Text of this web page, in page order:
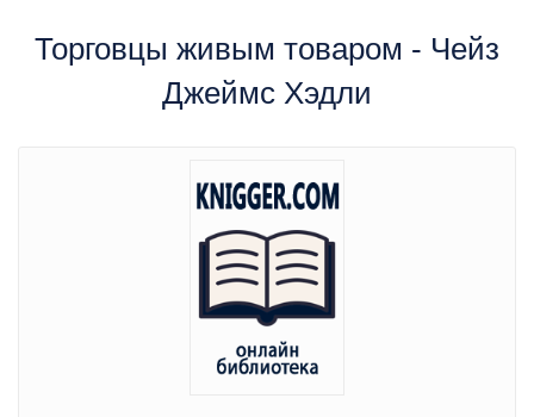
Торговцы живым товаром - Чейз
Джеймс Хэдли